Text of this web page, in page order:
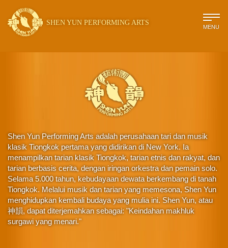
SHEN YUN PERFORMING ARTS MENU
Shen Yun Performing Arts adalah perusahaan tari dan musik
klasik Tiongkok pertama yang didirikan di New York. Ia
menampilkan tarian klasik Tiongkok, tarian etnis dan rakyat, dan
tarian berbasis cerita, dengan iringan orkestra dan pemain solo.
Selama 5.000 tahun, kebudayaan dewata berkembang di tanah
Tiongkok. Melalui musik dan tarian yang memesona, Shen Yun
menghidupkan kembali budaya yang mulia ini. Shen Yun, atau
神韻, dapat diterjemahkan sebagai: "Keindahan makhluk
surgawi yang menari."